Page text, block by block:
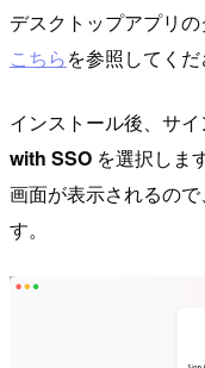
デスクトップアプリの
こちらを参照してくだ
インストール後、サ
with SSO を選択しま
画面が表示されるの
す。